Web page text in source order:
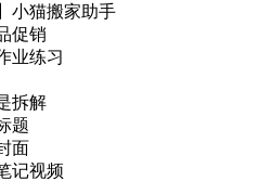
小猫搬家助手
促销
业练习
拆解
题
面
记视频